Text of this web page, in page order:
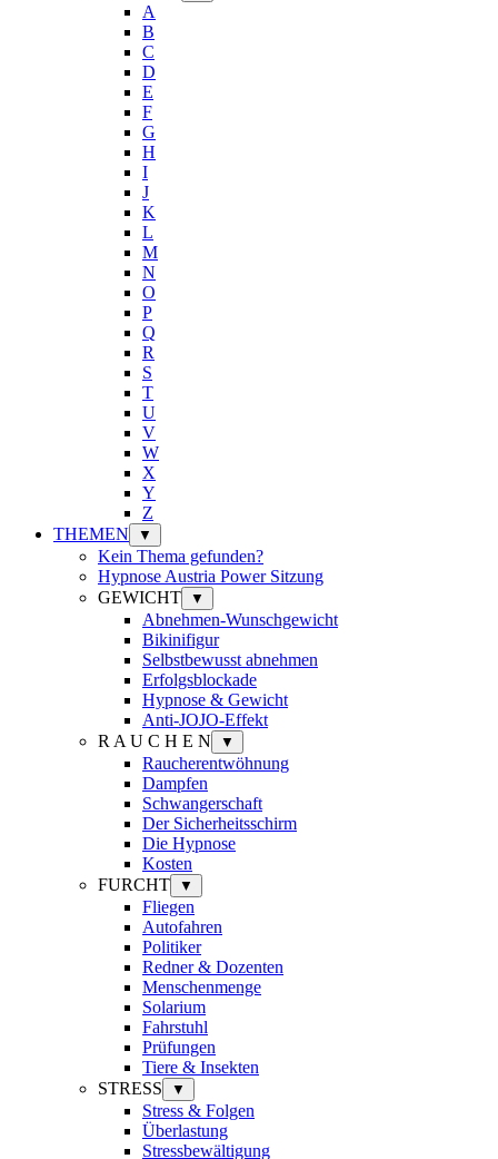
A
B
C
D
E
F
G
H
I
J
K
L
M
N
O
P
Q
R
S
T
U
V
W
X
Y
Z
THEMEN
▼
Kein Thema gefunden?
Hypnose Austria Power Sitzung
GEWICHT
▼
Abnehmen-Wunschgewicht
Bikinifigur
Selbstbewusst abnehmen
Erfolgsblockade
Hypnose & Gewicht
Anti-JOJO-Effekt
R A U C H E N
▼
Raucherentwöhnung
Dampfen
Schwangerschaft
Der Sicherheitsschirm
Die Hypnose
Kosten
FURCHT
▼
Fliegen
Autofahren
Politiker
Redner & Dozenten
Menschenmenge
Solarium
Fahrstuhl
Prüfungen
Tiere & Insekten
STRESS
▼
Stress & Folgen
Überlastung
Stressbewältigung